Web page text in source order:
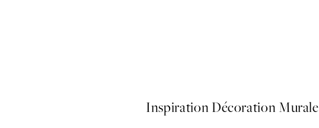
Inspiration Décoration Murale